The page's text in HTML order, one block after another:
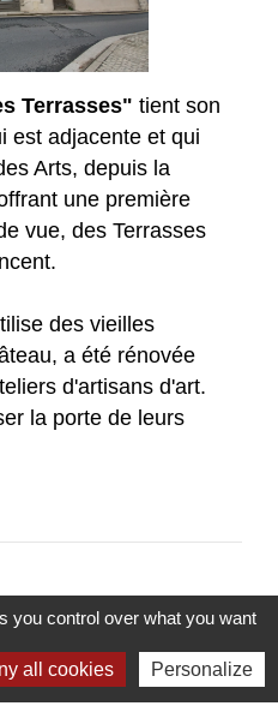
Terrasses" tient son
est adjacente et qui
Arts, depuis la
une première
vue, des Terrasses
des vieilles
a été rénovée
d'artisans d'art.
la porte de leurs
you control over what you want
all cookies Personalize